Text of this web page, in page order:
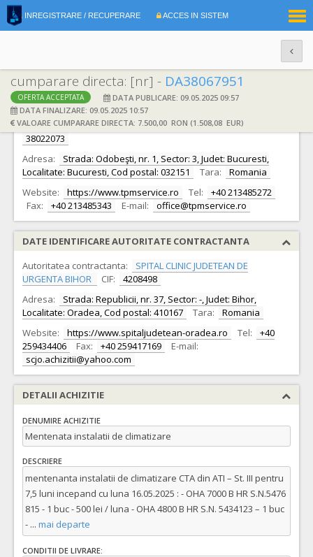
INREGISTRARE / RECUPERARE ACCES IN SISTEM
cumparare directa: [nr] - DA38067951
OFERTA ACCEPTATA
DATA PUBLICARE: 09.05.2025 09:57
DATA FINALIZARE: 09.05.2025 10:57
VALOARE CUMPARARE DIRECTA: 7.500,00 RON (1.508,08 EUR)
DATE IDENTIFICARE OFERTANT
Ofertant: S.C. Tehnoplus Medical Service S.R.L.
CIF:
38022073
Adresa:
Strada: Odobeşti, nr. 1, Sector: 3, Judet: Bucuresti,
Localitate: Bucuresti, Cod postal: 032151
Tara:
Romania
Website:
https://www.tpmservice.ro Tel:
+40 213485272
Fax:
+40 213485343 E-mail: office@tpmservice.ro
DATE IDENTIFICARE AUTORITATE CONTRACTANTA
Autoritatea contractanta:
SPITAL CLINIC JUDETEAN DE
URGENTA BIHOR
CIF:
4208498
Adresa:
Strada: Republicii, nr. 37, Sector: -, Judet: Bihor,
Localitate: Oradea, Cod postal: 410167
Tara:
Romania
Website:
https://www.spitaljudetean-oradea.ro Tel:
+40
259434406
Fax: +40 259417169
E-mail:
scjo.achizitii@yahoo.com
DETALII ACHIZITIE
DENUMIRE ACHIZITIE
Mentenata instalatii de climatizare
DESCRIERE
mentenanta instalatii de climatizare CTA din ATI – St. III pentru
7,5 luni incepand cu luna 16.05.2025 : - OHA 7000 B HR S.N.5476
815 - 1 buc - 500 lei / luna - OHA 4800 B HR S.N. 5434123 – 1 buc
- ... mai departe
CONDITII DE LIVRARE: